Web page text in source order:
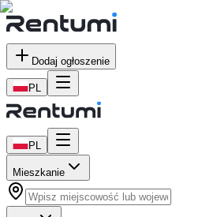
Dodaj ogłoszenie
PL
PL
Mieszkanie